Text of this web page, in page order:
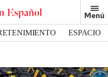
Menú
ESPACIO